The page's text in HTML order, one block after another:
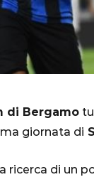
di Bergamo
giornata di
ricerca di un